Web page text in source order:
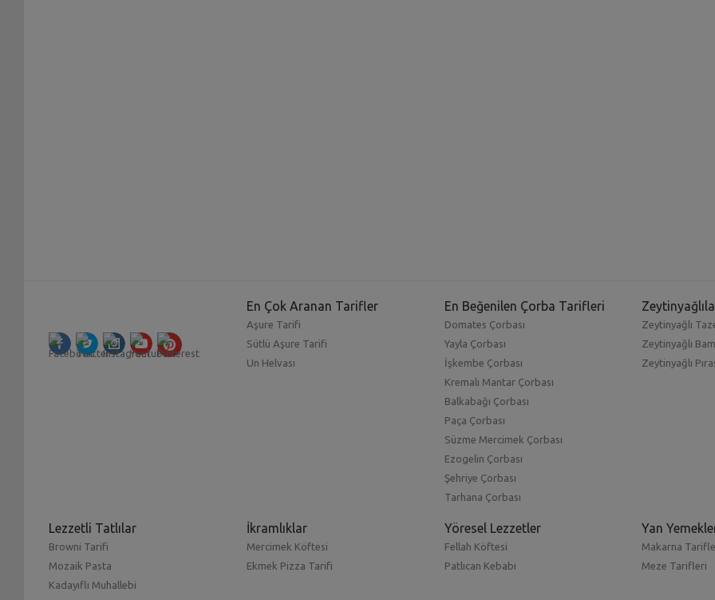
En Çok Aranan Tarifler
Aşure Tarifi
Sütlü Aşure Tarifi
Un Helvası
En Beğenilen Çorba Tarifleri
Domates Çorbası
Yayla Çorbası
İşkembe Çorbası
Kremalı Mantar Çorbası
Balkabağı Çorbası
Paça Çorbası
Süzme Mercimek Çorbası
Ezogelin Çorbası
Şehriye Çorbası
Tarhana Çorbası
Zeytinyağlı
Zeytinyağlı
Zeytinyağlı
Lezzetli Tatlılar
Browni Tarifi
Mozaik Pasta
Kadayıflı Muhallebi
İkramlıklar
Mercimek Köftesi
Ekmek Pizza Tarifi
Yöresel Lezzetler
Fellah Köftesi
Patlıcan Kebabı
Yan
Makarna
Meze Tarifleri